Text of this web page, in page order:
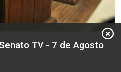
TV - 7 de Agosto